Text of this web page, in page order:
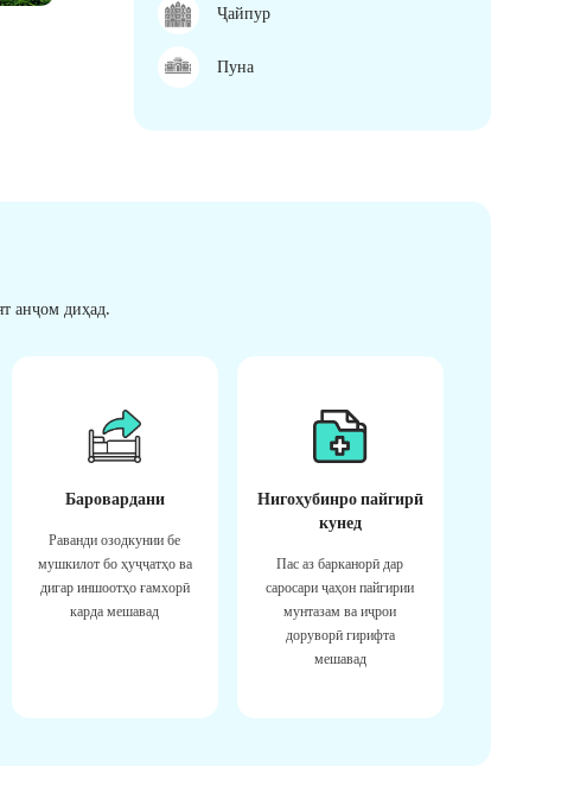
Ҷайпур
Пуна
анҷом диҳад.
Баровардани
Раванди озодкунии бе
мушкилот бо ҳуҷҷатҳо ва
дигар иншоотҳо ғамхорӣ
карда мешавад
Нигоҳубинро пайгирӣ
кунед
Пас аз барканорӣ дар
саросари ҷаҳон пайгирии
мунтазам ва иҷрои
доруворӣ гирифта
мешавад